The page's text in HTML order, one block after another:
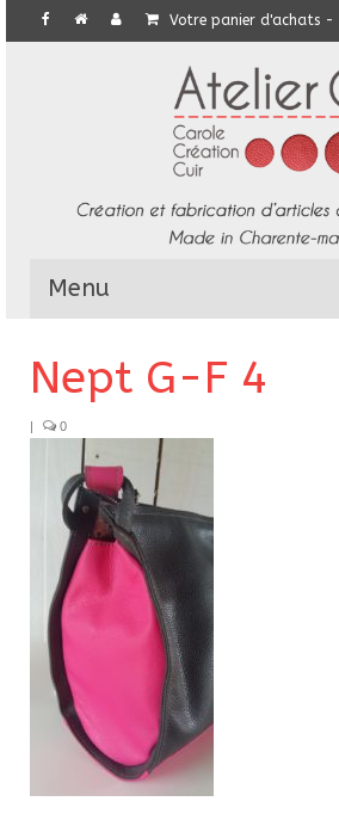
Votre panier d'achats -
Menu
Collection
Commandes particulières
E-Boutique
Pour acheter
Contact
Nept G-F 4
| 0